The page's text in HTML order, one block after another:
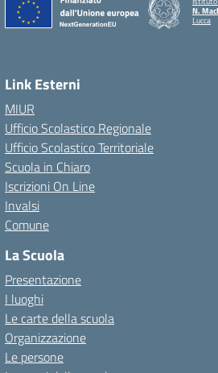
N.
Lucca
Link Esterni
MIUR
Ufficio Scolastico Regionale
Ufficio Scolastico Territoriale
Scuola in Chiaro
Iscrizioni On Line
Invalsi
Comune
La Scuola
Presentazione
I luoghi
Le carte della scuola
Organizzazione
Le persone